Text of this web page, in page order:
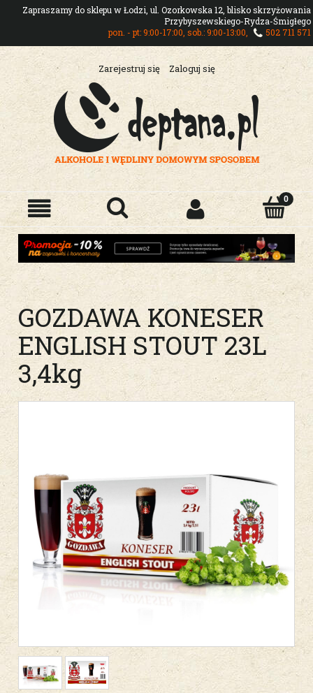
Zapraszamy do sklepu w Łodzi, ul. Ozorkowska 12, blisko skrzyżowania
Przybyszewskiego-Rydza-Śmigłego
pon. - pt: 9:00-17:00, sob.: 9:00-13:00,
502 711 571
Zarejestruj się Zaloguj się
GOZDAWA KONESER
ENGLISH STOUT 23L
3,4kg